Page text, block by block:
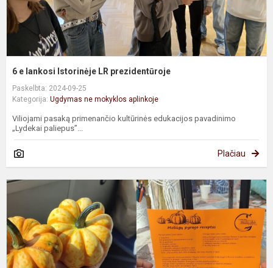
6 e lankosi Istorinėje LR prezidentūroje
Paskelbta: 2024-09-25
Kategorija: Ugdymas ne mokyklos aplinkoje
Viliojami pasaką primenančio kultūrinės edukacijos pavadinimo
„Lydekai paliepus”...
Plačiau